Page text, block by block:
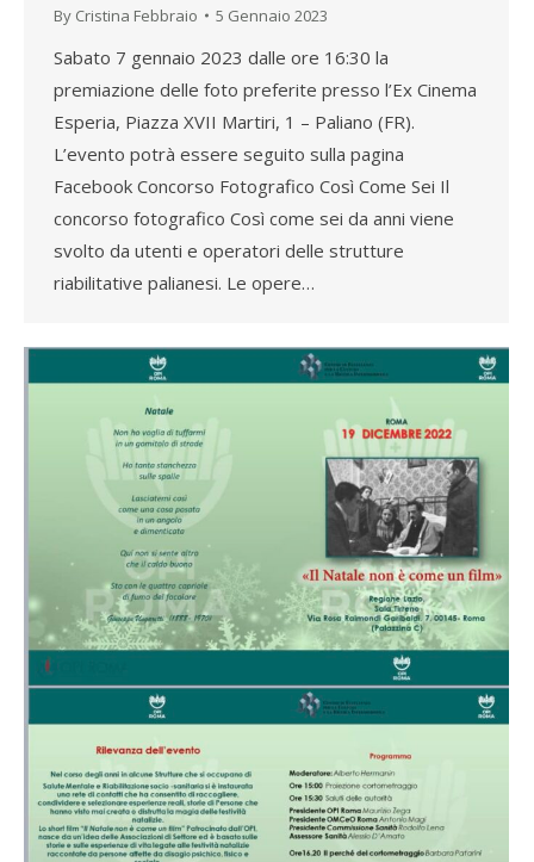
By Cristina Febbraio 5 Gennaio 2023
Sabato 7 gennaio 2023 dalle ore 16:30 la
premiazione delle foto preferite presso l’Ex Cinema
Esperia, Piazza XVII Martiri, 1 – Paliano (FR).
L’evento potrà essere seguito sulla pagina
Facebook Concorso Fotografico Così Come Sei Il
concorso fotografico Così come sei da anni viene
svolto da utenti e operatori delle strutture
riabilitative palianesi. Le opere…